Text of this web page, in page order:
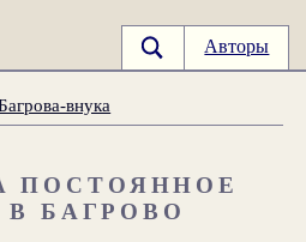
Авторы
внука
ПОСТОЯННОЕ
БАГРОВО